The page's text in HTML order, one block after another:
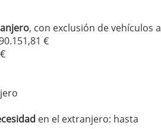
, con exclusión de vehículos a
€
en el extranjero: hasta